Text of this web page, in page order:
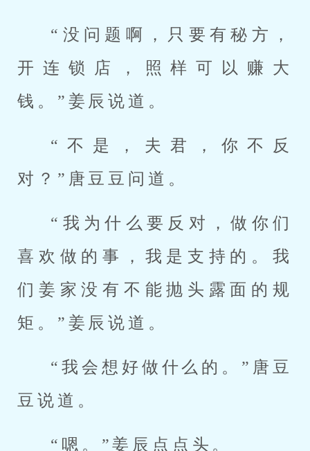
“没问题啊，只要有秘方，
开连锁店，照样可以赚大
钱。”姜辰说道。
“不是，夫君，你不反
对？”唐豆豆问道。
“我为什么要反对，做你们
喜欢做的事，我是支持的。我
们姜家没有不能抛头露面的规
矩。”姜辰说道。
“我会想好做什么的。”唐豆
豆说道。
“嗯。”姜辰点点头。